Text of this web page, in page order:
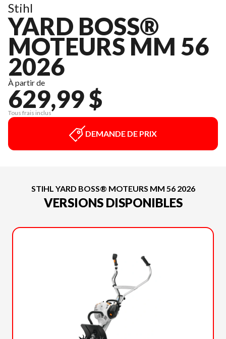
Stihl
YARD BOSS®
MOTEURS MM 56
2026
À partir de
629,99 $
Tous frais inclus
DEMANDE DE PRIX
STIHL YARD BOSS® MOTEURS MM 56 2026
VERSIONS DISPONIBLES